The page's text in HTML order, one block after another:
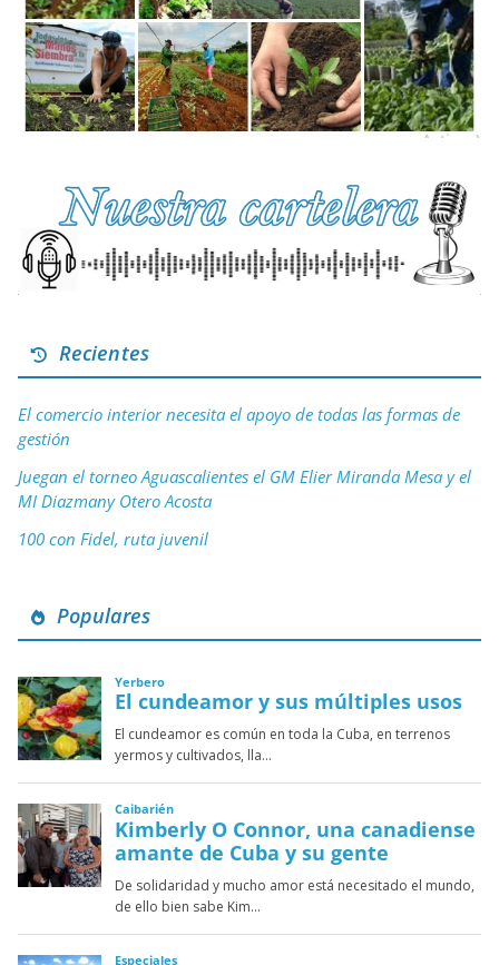
Recientes
El comercio interior necesita el apoyo de todas las formas de
gestión
Juegan el torneo Aguascalientes el GM Elier Miranda Mesa y el
MI Diazmany Otero Acosta
100 con Fidel, ruta juvenil
Populares